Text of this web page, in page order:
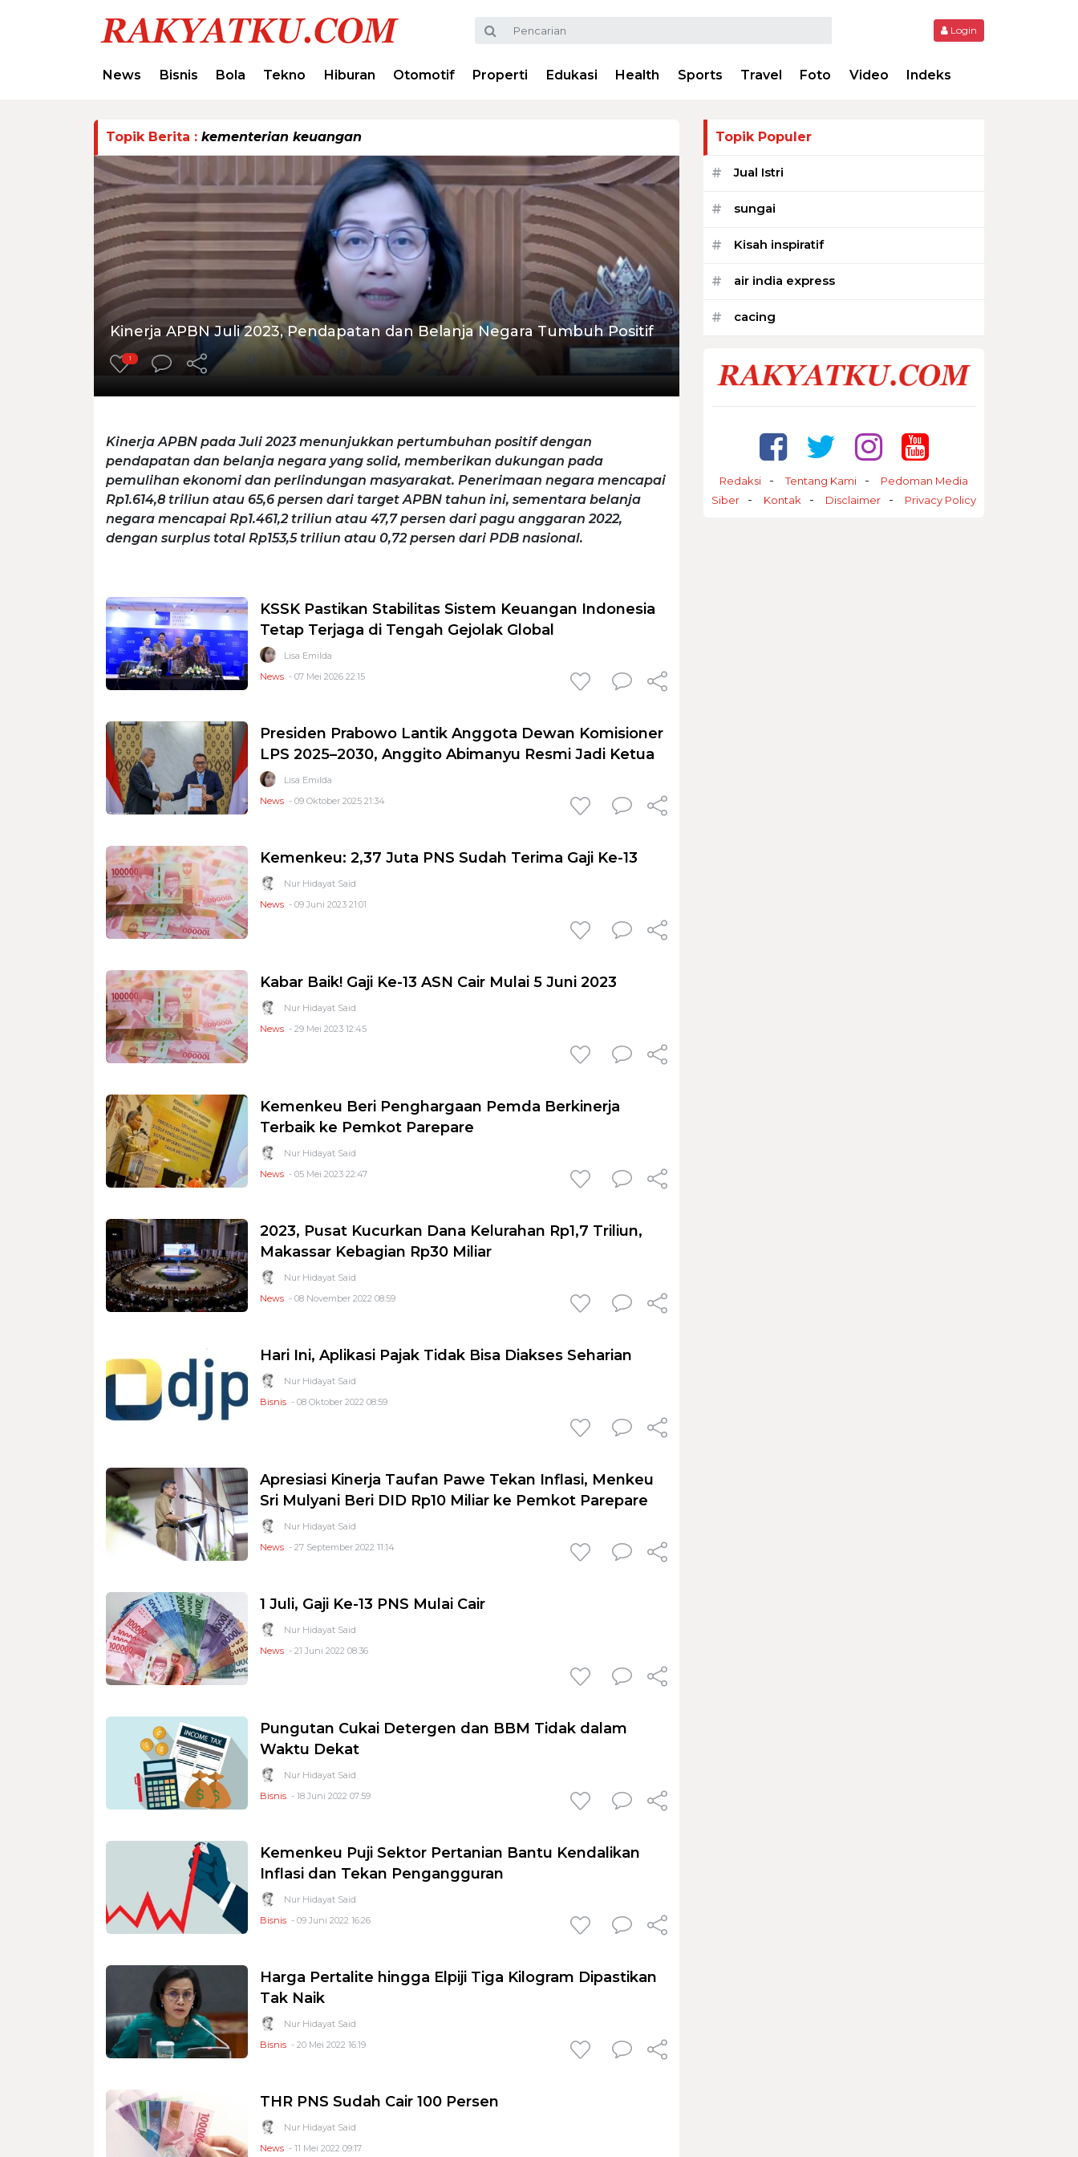
Login
News Bisnis Bola Tekno Hiburan Otomotif Properti Edukasi Health Sports Travel Foto Video Indeks
Topik Berita : kementerian keuangan
Kinerja APBN Juli 2023, Pendapatan dan Belanja Negara Tumbuh Positif
1
Kinerja APBN pada Juli 2023 menunjukkan pertumbuhan positif dengan
pendapatan dan belanja negara yang solid, memberikan dukungan pada
pemulihan ekonomi dan perlindungan masyarakat. Penerimaan negara mencapai
Rp1.614,8 triliun atau 65,6 persen dari target APBN tahun ini, sementara belanja
negara mencapai Rp1.461,2 triliun atau 47,7 persen dari pagu anggaran 2022,
dengan surplus total Rp153,5 triliun atau 0,72 persen dari PDB nasional.
KSSK Pastikan Stabilitas Sistem Keuangan Indonesia
Tetap Terjaga di Tengah Gejolak Global
Lisa Emilda
News - 07 Mei 2026 22:15
Presiden Prabowo Lantik Anggota Dewan Komisioner
LPS 2025–2030, Anggito Abimanyu Resmi Jadi Ketua
Lisa Emilda
News - 09 Oktober 2025 21:34
Kemenkeu: 2,37 Juta PNS Sudah Terima Gaji Ke-13
Nur Hidayat Said
News - 09 Juni 2023 21:01
Kabar Baik! Gaji Ke-13 ASN Cair Mulai 5 Juni 2023
Nur Hidayat Said
News - 29 Mei 2023 12:45
Kemenkeu Beri Penghargaan Pemda Berkinerja
Terbaik ke Pemkot Parepare
Nur Hidayat Said
News - 05 Mei 2023 22:47
2023, Pusat Kucurkan Dana Kelurahan Rp1,7 Triliun,
Makassar Kebagian Rp30 Miliar
Nur Hidayat Said
News - 08 November 2022 08:59
Hari Ini, Aplikasi Pajak Tidak Bisa Diakses Seharian
Nur Hidayat Said
Bisnis - 08 Oktober 2022 08:59
Apresiasi Kinerja Taufan Pawe Tekan Inflasi, Menkeu
Sri Mulyani Beri DID Rp10 Miliar ke Pemkot Parepare
Nur Hidayat Said
News - 27 September 2022 11:14
1 Juli, Gaji Ke-13 PNS Mulai Cair
Nur Hidayat Said
News - 21 Juni 2022 08:36
Pungutan Cukai Detergen dan BBM Tidak dalam
Waktu Dekat
Nur Hidayat Said
Bisnis - 18 Juni 2022 07:59
Kemenkeu Puji Sektor Pertanian Bantu Kendalikan
Inflasi dan Tekan Pengangguran
Nur Hidayat Said
Bisnis - 09 Juni 2022 16:26
Harga Pertalite hingga Elpiji Tiga Kilogram Dipastikan
Tak Naik
Nur Hidayat Said
Bisnis - 20 Mei 2022 16:19
THR PNS Sudah Cair 100 Persen
Nur Hidayat Said
News - 11 Mei 2022 09:17
Topik Populer
# Jual Istri
# sungai
# Kisah inspiratif
# air india express
# cacing
Redaksi Tentang Kami
Pedoman Media
Siber
Kontak Disclaimer Privacy Policy